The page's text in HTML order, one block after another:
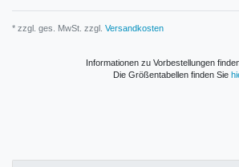
* zzgl. ges. MwSt. zzgl. Versandkosten
Informationen zu Vorbestellungen
Die Größentabellen finden Sie